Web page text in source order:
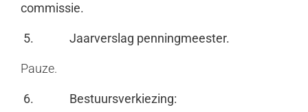
commissie.
5. Jaarverslag penningmeester.
Pauze.
6. Bestuursverkiezing: